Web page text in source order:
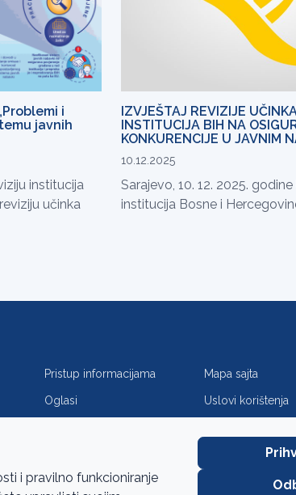
i
javnih
institucija
učinka
IZVJEŠTAJ REVIZIJE
INSTITUCIJA BIH NA
KONKURENCIJE U JAVNIM
10.12.2025
Sarajevo, 10. 12. 2025.
institucija Bosne i
Pristup informacijama Mapa sajta
Oglasi Uslovi korištenja
i pravilno funkcioniranje